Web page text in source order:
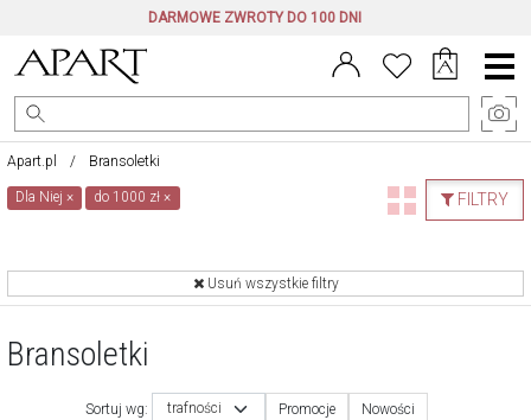
DARMOWE ZWROTY DO 100 DNI
Menu
główne
Apart.pl Bransoletki
FILTRY
Dla Niej× do 1000 zł×
Usuń wszystkie filtry
Bransoletki
Sortuj wg: trafności Promocje Nowości